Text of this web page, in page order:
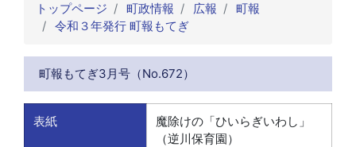
トップページ 町政情報 広報
町報
令和３年発行 町報もてぎ
町報もてぎ3月号（No.672）
表紙
魔除けの「ひいらぎいわし」
（逆川保育園）